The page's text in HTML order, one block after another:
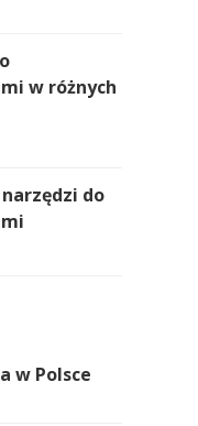
w różnych
do
w Polsce